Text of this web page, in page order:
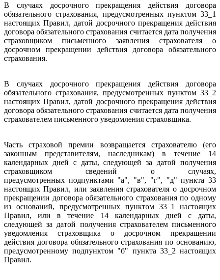
В случаях досрочного прекращения действия договора
обязательного страхования, предусмотренных пунктом 33_1
настоящих Правил, датой досрочного прекращения действия
договора обязательного страхования считается дата получения
страховщиком письменного заявления страхователя о
досрочном прекращении действия договора обязательного
страхования.
В случаях досрочного прекращения действия договора
обязательного страхования, предусмотренных пунктом 33_2
настоящих Правил, датой досрочного прекращения действия
договора обязательного страхования считается дата получения
страхователем письменного уведомления страховщика.
Часть страховой премии возвращается страхователю (его
законным представителям, наследникам) в течение 14
календарных дней с даты, следующей за датой получения
страховщиком сведений о случаях,
предусмотренных подпунктами "а", "в", "г", "д" пункта 33
настоящих Правил, или заявления страхователя о досрочном
прекращении договора обязательного страхования по одному
из оснований, предусмотренных пунктом 33_1 настоящих
Правил, или в течение 14 календарных дней с даты,
следующей за датой получения страхователем письменного
уведомления страховщика о досрочном прекращении
действия договора обязательного страхования по основанию,
предусмотренному подпунктом "б" пункта 33_2 настоящих
Правил.